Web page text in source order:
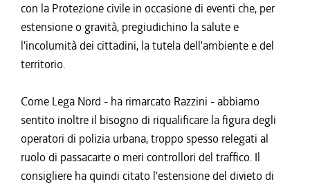
con la Protezione civile in occasione di eventi che, per
estensione o gravità, pregiudichino la salute e
l'incolumità dei cittadini, la tutela dell'ambiente e del
territorio.
Come Lega Nord - ha rimarcato Razzini - abbiamo
sentito inoltre il bisogno di riqualificare la figura degli
operatori di polizia urbana, troppo spesso relegati al
ruolo di passacarte o meri controllori del traffico. Il
consigliere ha quindi citato l'estensione del divieto di